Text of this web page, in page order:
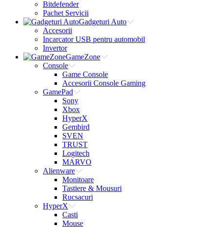
Bitdefender
Pachet Servicii
Gadgeturi Auto
Accesorii
Incarcator USB pentru automobil
Invertor
GameZone
Console
Game Console
Accesorii Console Gaming
GamePad
Sony
Xbox
HyperX
Gembird
SVEN
TRUST
Logitech
MARVO
Alienware
Monitoare
Tastiere & Mousuri
Rucsacuri
HyperX
Casti
Mouse